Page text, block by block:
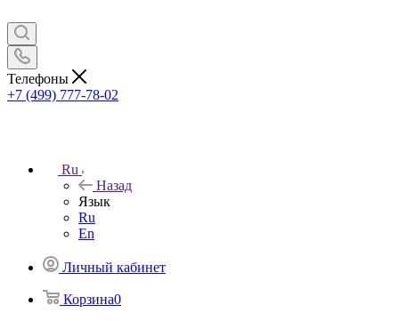
Телефоны
+7 (499) 777-78-02
Ru
Назад
Язык
Ru
En
Личный кабинет
Корзина0